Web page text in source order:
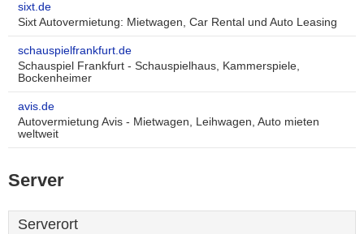
sixt.de
Sixt Autovermietung: Mietwagen, Car Rental und Auto Leasing
schauspielfrankfurt.de
Schauspiel Frankfurt - Schauspielhaus, Kammerspiele,
Bockenheimer
avis.de
Autovermietung Avis - Mietwagen, Leihwagen, Auto mieten
weltweit
Server
Serverort